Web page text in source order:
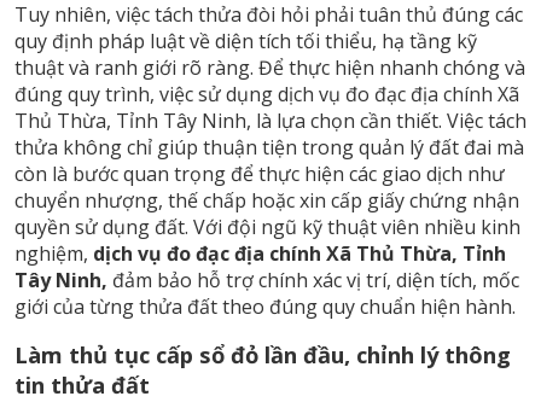
Tuy nhiên, việc tách thửa đòi hỏi phải tuân thủ đúng các
quy định pháp luật về diện tích tối thiểu, hạ tầng kỹ
thuật và ranh giới rõ ràng. Để thực hiện nhanh chóng và
đúng quy trình, việc sử dụng dịch vụ đo đạc địa chính Xã
Thủ Thừa, Tỉnh Tây Ninh, là lựa chọn cần thiết. Việc tách
thửa không chỉ giúp thuận tiện trong quản lý đất đai mà
còn là bước quan trọng để thực hiện các giao dịch như
chuyển nhượng, thế chấp hoặc xin cấp giấy chứng nhận
quyền sử dụng đất. Với đội ngũ kỹ thuật viên nhiều kinh
nghiệm, dịch vụ đo đạc địa chính Xã Thủ Thừa, Tỉnh
Tây Ninh, đảm bảo hỗ trợ chính xác vị trí, diện tích, mốc
giới của từng thửa đất theo đúng quy chuẩn hiện hành.
Làm thủ tục cấp sổ đỏ lần đầu, chỉnh lý thông
tin thửa đất